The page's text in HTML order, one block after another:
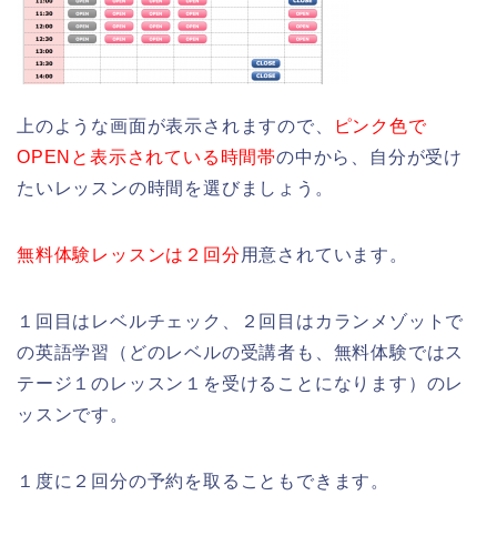
上のような画面が表示されますので、
ピンク色で
OPENと表示されている時間帯の中から、自分が受け
たいレッスンの時間を選びましょう。
無料体験レッスンは２回分 用意されています。
１回目はレベルチェック、２回目はカランメゾットで
の英語学習（どのレベルの受講者も、無料体験ではス
テージ１のレッスン１を受けることになります）のレ
ッスンです。
１度に２回分の予約を取ることもできます。